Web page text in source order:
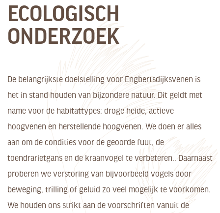
ECOLOGISCH
ONDERZOEK
De belangrijkste doelstelling voor Engbertsdijksvenen is
het in stand houden van bijzondere natuur. Dit geldt met
name voor de habitattypes: droge heide, actieve
hoogvenen en herstellende hoogvenen. We doen er alles
aan om de condities voor de geoorde fuut, de
toendrarietgans en de kraanvogel te verbeteren.. Daarnaast
proberen we verstoring van bijvoorbeeld vogels door
beweging, trilling of geluid zo veel mogelijk te voorkomen.
We houden ons strikt aan de voorschriften vanuit de